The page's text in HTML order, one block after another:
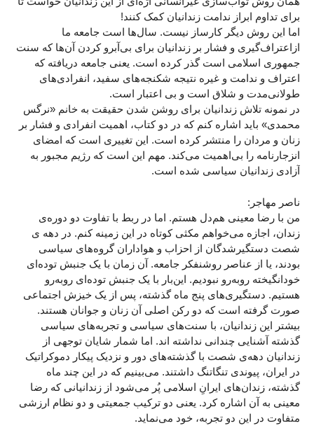
برای تداوم ابراز ندامت زندانیان کمک کنند!
اما این روش دیگر کارساز نیست. سال‌ها است جامعه ما
ازاعتراف‌گیری و فشار بر زندانیان برای بی‌آبرو کردن آن‌ها که سنت
جمهوری اسلامی است گذر کرده است. یعنی جامعه دریافته که
اعتراف و ندامت و غیره نتیجه شکنجه‌های سفید، انفرادی‌های
طولانی‌مدت و شلاق است و بی اعتبار است.
در نمونه تلاش زندانیان برای روشن شدن حقیقت به خانم «نرگس
محمدی» باید اشاره کنم که در دو کتاب، اهمیت انفرادی و فشار بر
زنان و مردان را منتشر کرده است. این تغییری است که امضای
انزجارنامه را بی‌اهمیت می‌کند. مهم این است که رژیم مجبور به
آزادی زندانیان سیاسی شده است.
ناصر مهاجر:
من با رضا معینی هم‌دل هستم. اما در ربط با تفاوت دو دوره‌ی
زندان، اجازه می‌خواهم مکثی کوتاه در این زمینه کنم. در دهه ی
شصت دستگیرشدگان از احزاب و هواداران گروه‌های سیاسی
بودند، یا از عناصر روشنفکر جامعه. آن زمان با یک جنبش توده‌ای
خودانگیخته روبه‌رو نبودیم. این‌بار با یک جنبش توده‌ای روبه‌رو
هستیم. دستگیر‌ی‌های پنج ماه گذشته، پس از یک خیزش اجتماعی
صورت گرفته است که دو رکن اصلی آن زنان و جوانان هستند.
بیشتر این زندانیان، با سنت‌های سیاسی و تجربه‌های سیاسی
گذشته آشنایی چندانی نداشته اند. اما شمار شایان توجهی از
زندانیان دهه‌ی شصت با گذشته‌های دور و نزدیک پیکار دموکراتیک
در ایران، پیوندی تنگاتنگ داشتند. می‌بینیم که در این چند ماه
گذشته، زندان‌های ایرانِ اسلامی پُر می‌شود از زندانیانی که رضا
معینی به آن اشاره کرد. یعنی دو ترکیب جمعیتی و دو نظام ارزشی
متفاوت در این دو تجربه، خود می‌نماید.